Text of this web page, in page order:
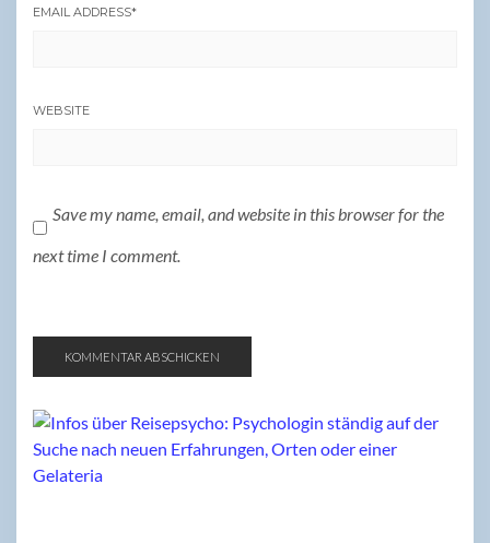
EMAIL ADDRESS*
WEBSITE
Save my name, email, and website in this browser for the
next time I comment.